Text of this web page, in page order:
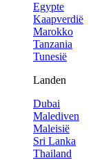
Egypte
Kaapverdië
Marokko
Tanzania
Tunesië
Landen
Dubai
Malediven
Maleisië
Sri Lanka
Thailand